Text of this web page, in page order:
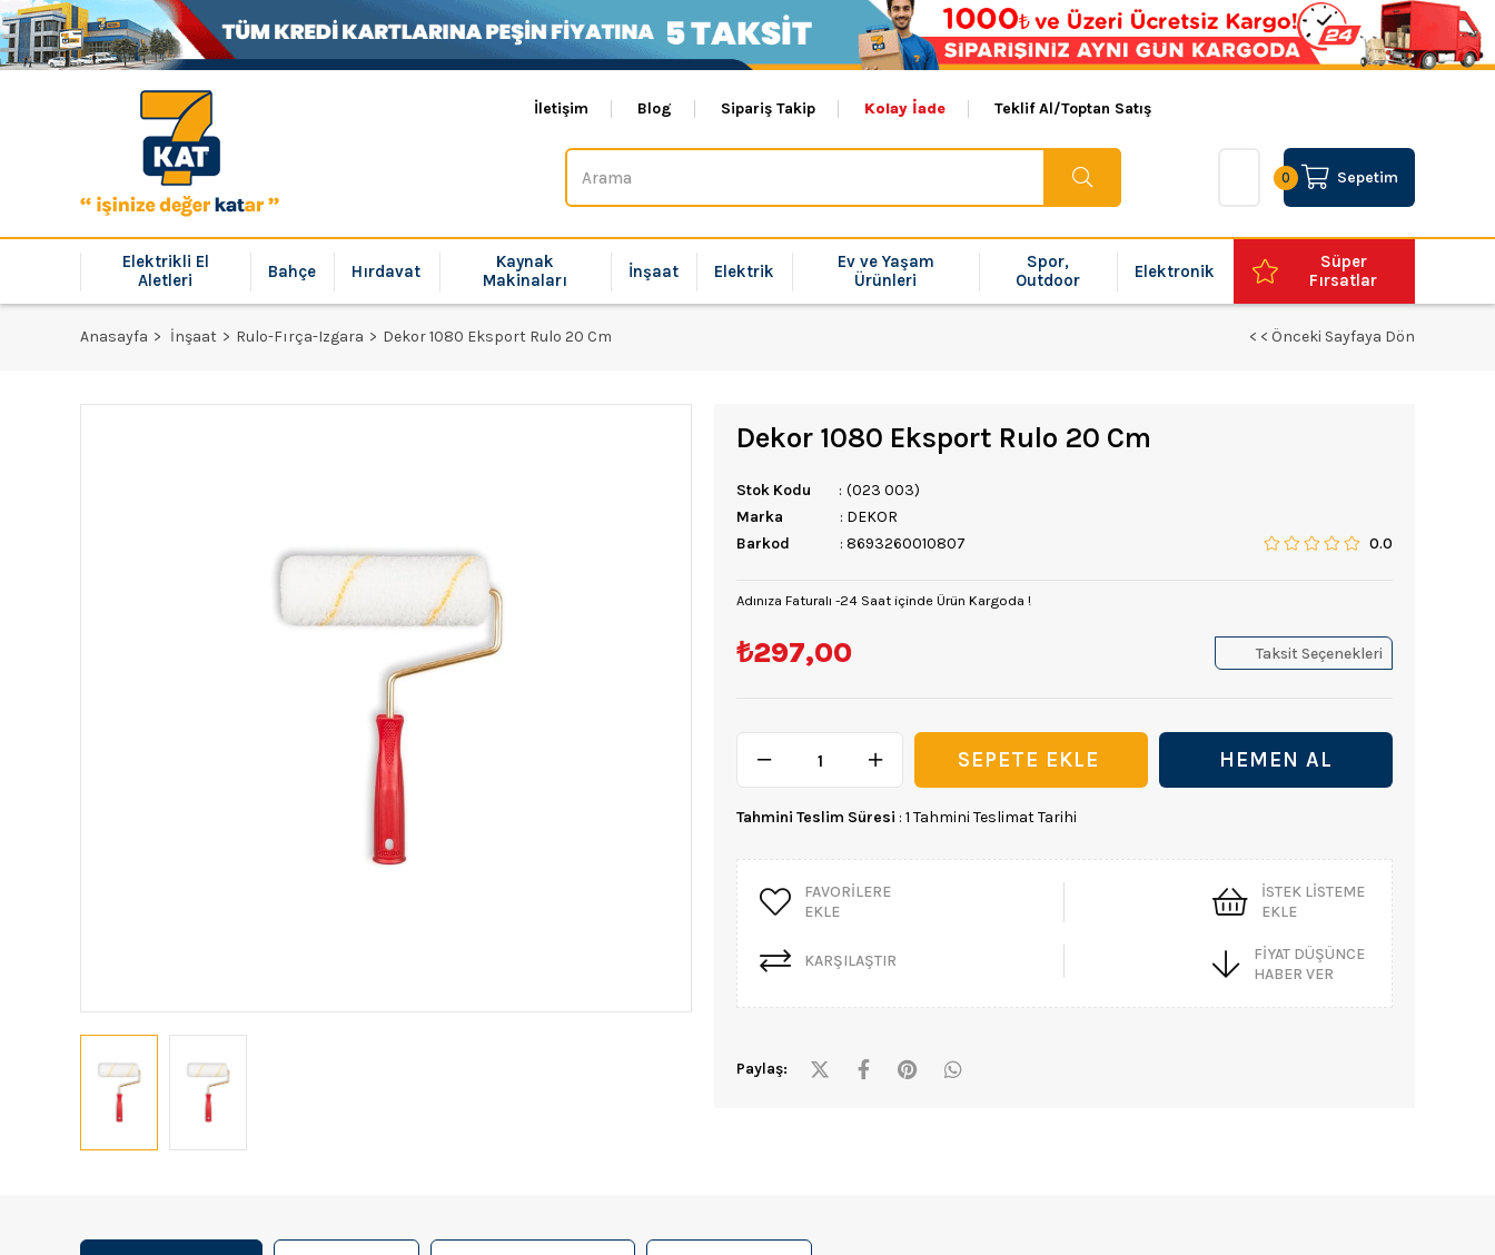
İletişim Blog Sipariş Takip Kolay İade Teklif Al/Toptan Satış
Sepetim
0
Elektrikli El
Aletleri
Bahçe Hırdavat
Kaynak
Makinaları
İnşaat Elektrik
Ev ve Yaşam
Ürünleri
Spor,
Outdoor
Elektronik
Süper
Fırsatlar
Anasayfa İnşaat Rulo-Fırça-Izgara Dekor 1080 Eksport Rulo 20 Cm < < Önceki Sayfaya Dön
Dekor 1080 Eksport Rulo 20 Cm
Stok Kodu
(023 003)
Marka
: DEKOR
Barkod
: 8693260010807 0.0
Adınıza Faturalı -24 Saat içinde Ürün Kargoda !
₺297,00 Taksit Seçenekleri
Tahmini Teslim Süresi : 1 Tahmini Teslimat Tarihi
FAVORILERE
EKLE
İSTEK LISTEME
EKLE
KARŞILAŞTIR
FIYAT DÜŞÜNCE
HABER VER
Paylaş: